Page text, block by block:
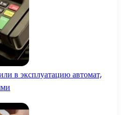
в эксплуатацию автомат,